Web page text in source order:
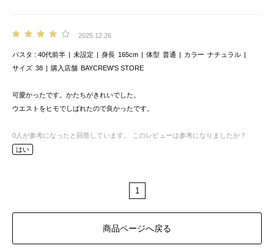
2025.12.26
パスタ 40代前半 未設定 身長 165cm 体型 普通 カラー ナチュラル
サイズ 38 購入店舗 BAYCREW’S STORE
可愛かったです。かたちがきれいでした。
ウエストをヒモでしばれたので良かったです。
0 人が参考になったと回答しています。
このレビューは参考になりましたか？
はい
1
商品ページへ戻る